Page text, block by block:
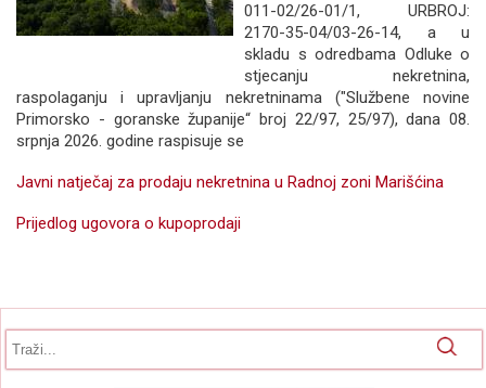
011-02/26-01/1, URBROJ:
2170-35-04/03-26-14, a u
skladu s odredbama Odluke o
stjecanju nekretnina,
raspolaganju i upravljanju nekretninama ("Službene novine
Primorsko - goranske županije“ broj 22/97, 25/97), dana 08.
srpnja 2026. godine raspisuje se
Javni natječaj za prodaju nekretnina u Radnoj zoni Marišćina
Prijedlog ugovora o kupoprodaji